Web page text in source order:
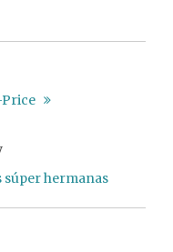
Price
súper hermanas